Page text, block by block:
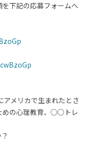
下記の応募フォームへ
アメリカで生まれたとさ
めの心理教育、○○トレ